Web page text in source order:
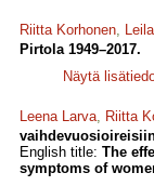
Riitta Korhonen,
Pirtola 1949–2017.
Näytä
Leena Larva, Riitta
English title: The
symptoms of